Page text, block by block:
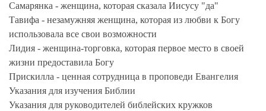
Самарянка - женщина, которая сказала Иисусу "да"
Тавифа - незамужняя женщина, которая из любви к Богу
использовала все свои возможности
Лидия - женщина-торговка, которая первое место в своей
жизни предоставила Богу
Прискилла - ценная сотрудница в проповеди Евангелия
Указания для изучения Библии
Указания для руководителей библейских кружков